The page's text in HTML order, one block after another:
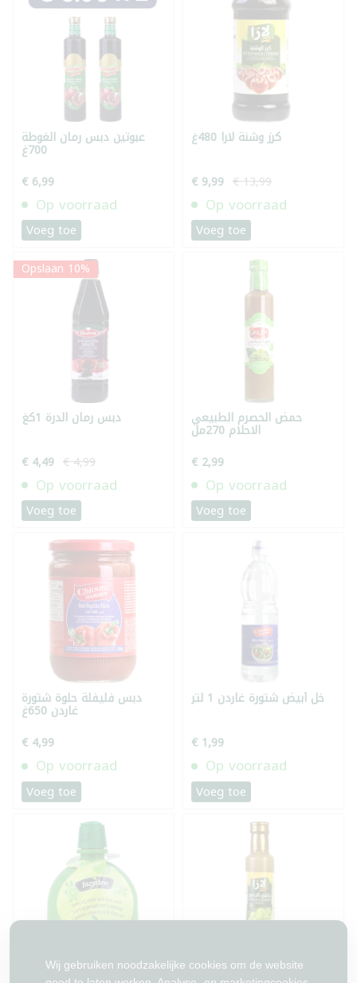
Wij gebruiken noodzakelijke cookies om de website
عبوتين دبس رمان الغوطة
700غ
€ 6,99
Op voorraad
Voeg toe
كرز وشنة لارا 480غ
€ 9,99 € 13,99
Op voorraad
Voeg toe
Opslaan 10%
دبس رمان الدرة 1كغ
€ 4,49 € 4,99
Op voorraad
Voeg toe
حمض الحصرم الطبيعي
الاحلام 270مل
€ 2,99
Op voorraad
Voeg toe
دبس فليفلة حلوة شتورة
غاردن 650غ
€ 4,99
Op voorraad
Voeg toe
خل أبيض شتورة غاردن 1 لتر
€ 1,99
Op voorraad
Voeg toe